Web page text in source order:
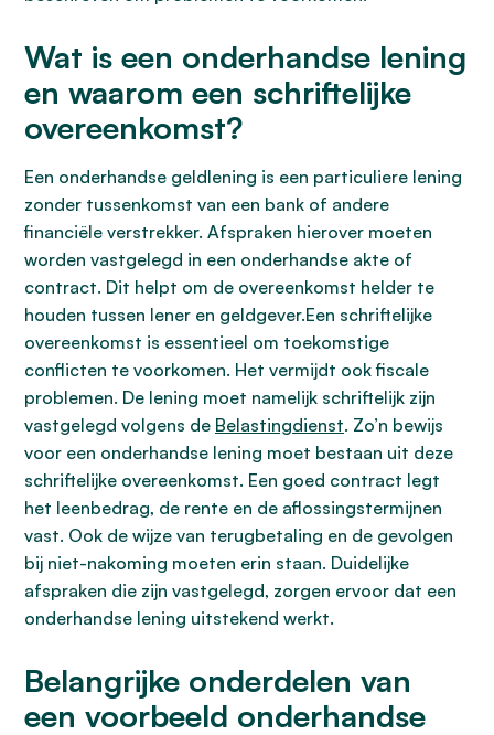
Wat is een onderhandse lening
en waarom een schriftelijke
overeenkomst?
Een onderhandse geldlening is een particuliere lening
zonder tussenkomst van een bank of andere
financiële verstrekker. Afspraken hierover moeten
worden vastgelegd in een onderhandse akte of
contract. Dit helpt om de overeenkomst helder te
houden tussen lener en geldgever.Een schriftelijke
overeenkomst is essentieel om toekomstige
conflicten te voorkomen. Het vermijdt ook fiscale
problemen. De lening moet namelijk schriftelijk zijn
vastgelegd volgens de Belastingdienst. Zo’n bewijs
voor een onderhandse lening moet bestaan uit deze
schriftelijke overeenkomst. Een goed contract legt
het leenbedrag, de rente en de aflossingstermijnen
vast. Ook de wijze van terugbetaling en de gevolgen
bij niet-nakoming moeten erin staan. Duidelijke
afspraken die zijn vastgelegd, zorgen ervoor dat een
onderhandse lening uitstekend werkt.
Belangrijke onderdelen van
een voorbeeld onderhandse